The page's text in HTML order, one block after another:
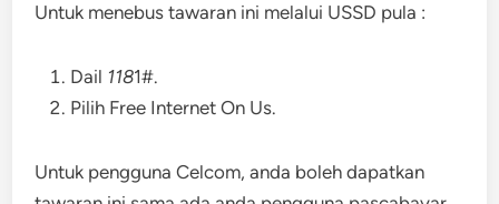
Untuk menebus tawaran ini melalui USSD pula :
Dail 1181#.
Pilih Free Internet On Us.
Untuk pengguna Celcom, anda boleh dapatkan